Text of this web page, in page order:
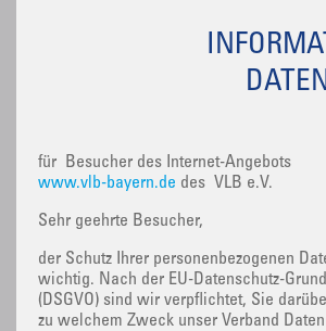
für Besucher des Internet-Angebots
www.vlb-bayern.de des VLB e.V.
Sehr geehrte Besucher,
der Schutz Ihrer personenbezogenen
wichtig. Nach der EU-Datenschutz-
(DSGVO) sind wir verpflichtet, Sie
zu welchem Zweck unser Verband